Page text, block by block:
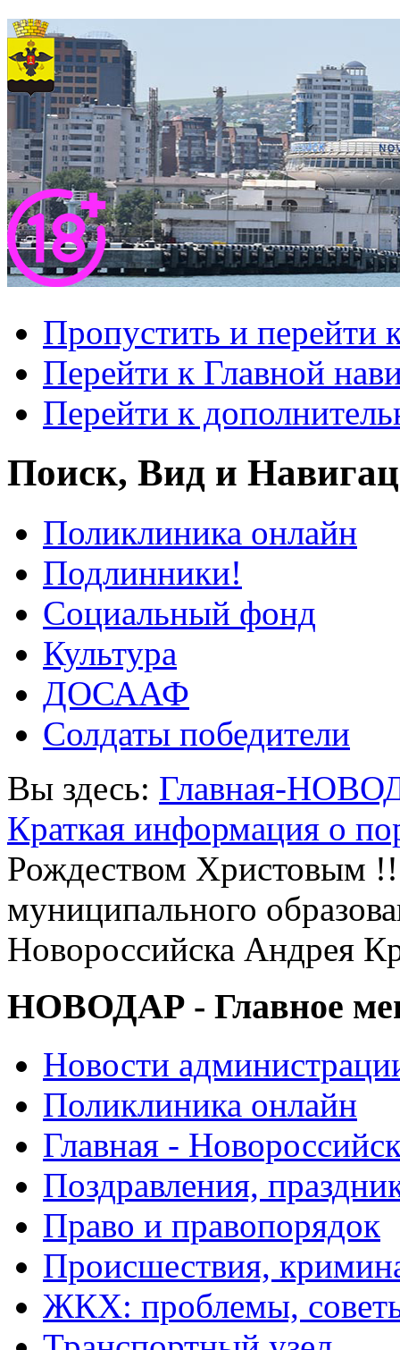
Пропустить и перейти
Перейти к Главной
Перейти к
Поиск, Вид и
Поликлиника онлайн
Подлинники!
Социальный фонд
Культура
ДОСААФ
Солдаты победители
Вы здесь: Главная-
Краткая информация о
Рождеством Христовым
муниципального
Новороссийска Андрея
НОВОДАР - Главное
Новости
Поликлиника онлайн
Главная -
Поздравления,
Право и правопорядок
Происшествия,
ЖКХ: проблемы,